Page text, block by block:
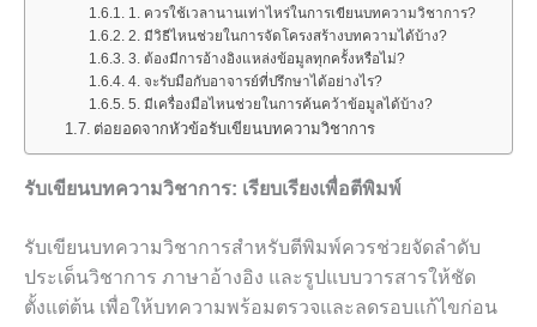
1. ควรใช้เวลานานเท่าไหร่ในการเขียนบทความวิชาการ?
2. มีวิธีไหนช่วยในการจัดโครงสร้างบทความได้บ้าง?
3. ต้องมีการอ้างอิงแหล่งข้อมูลทุกครั้งหรือไม่?
4. จะรับมือกับอาจารย์ที่ปรึกษาได้อย่างไร?
5. มีเครื่องมือไหนช่วยในการค้นคว้าข้อมูลได้บ้าง?
ต่อยอดจากหัวข้อรับเขียนบทความวิชาการ
รับเขียนบทความวิชาการ: เรียบเรียงเพื่อตีพิมพ์
รับเขียนบทความวิชาการสำหรับตีพิมพ์ควรช่วยจัดลำดับ
ประเด็นวิชาการ ภาษาอ้างอิง และรูปแบบวารสารให้ชัด
ตั้งแต่ต้น เพื่อให้บทความพร้อมตรวจและลดรอบแก้ไขก่อน